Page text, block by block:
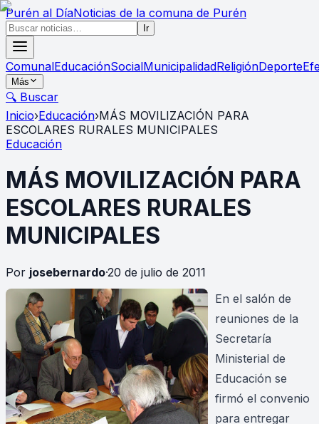
Purén al DíaNoticias de la comuna de Purén
Ir
ComunalEducaciónSocialMunicipalidadReligiónDeporte
Más
🔍 Buscar
Inicio›Educación›MÁS MOVILIZACIÓN PARA
ESCOLARES RURALES MUNICIPALES
Educación
MÁS MOVILIZACIÓN PARA
ESCOLARES RURALES
MUNICIPALES
Por josebernardo·20 de julio de 2011
En el salón de
reuniones de la
Secretaría
Ministerial de
Educación se
firmó el convenio
para entregar